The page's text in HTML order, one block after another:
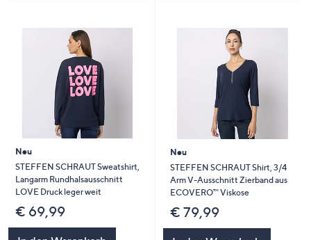
Neu
STEFFEN SCHRAUT Sweatshirt,
Langarm Rundhalsausschnitt
LOVE Druck leger weit
€ 69,99
Neu
STEFFEN SCHRAUT Shirt, 3/4
Arm V-Ausschnitt Zierband aus
ECOVERO™ Viskose
€ 79,99